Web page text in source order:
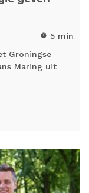
timer 5 min
Groningse
Maring uit